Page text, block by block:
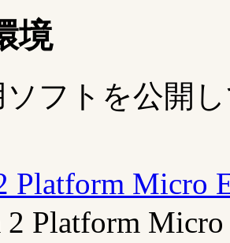
境
ソフトを公開
Platform Micro
2 Platform